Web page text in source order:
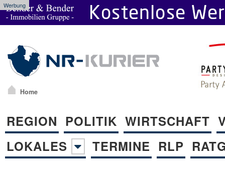
Werbung
Home
REGION POLITIK WIRTSCHAFT
LOKALES
TERMINE RLP